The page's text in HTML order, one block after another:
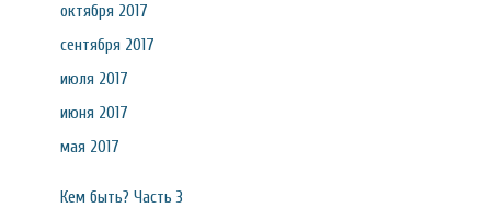
октября 2017
сентября 2017
июля 2017
июня 2017
мая 2017
Кем быть? Часть 3